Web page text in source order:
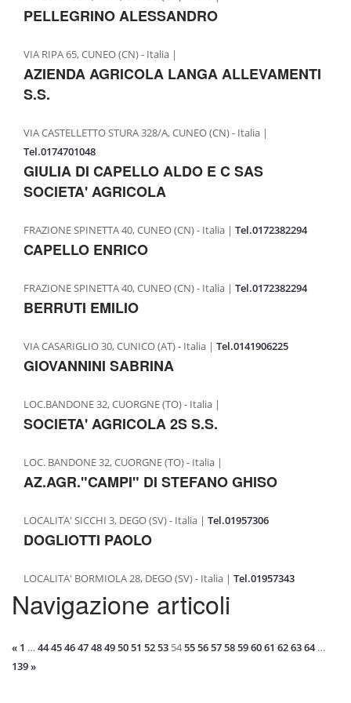
PASTA FRESCA A MARCHIO COALVI
PRESS
PUBBLICAZIONI
BLOG
PELLEGRINO ALESSANDRO
VIA RIPA 65, CUNEO (CN) - Italia |
AZIENDA AGRICOLA LANGA ALLEVAMENTI
S.S.
VIA CASTELLETTO STURA 328/A, CUNEO (CN) - Italia |
Tel.0174701048
GIULIA DI CAPELLO ALDO E C SAS
SOCIETA' AGRICOLA
FRAZIONE SPINETTA 40, CUNEO (CN) - Italia | Tel.0172382294
CAPELLO ENRICO
FRAZIONE SPINETTA 40, CUNEO (CN) - Italia | Tel.0172382294
BERRUTI EMILIO
VIA CASARIGLIO 30, CUNICO (AT) - Italia | Tel.0141906225
GIOVANNINI SABRINA
LOC.BANDONE 32, CUORGNE (TO) - Italia |
SOCIETA' AGRICOLA 2S S.S.
LOC. BANDONE 32, CUORGNE (TO) - Italia |
AZ.AGR."CAMPI" DI STEFANO GHISO
LOCALITA' SICCHI 3, DEGO (SV) - Italia | Tel.01957306
DOGLIOTTI PAOLO
LOCALITA' BORMIOLA 28, DEGO (SV) - Italia | Tel.01957343
Navigazione articoli
« 1 … 4445464748495051 5253 5455565758596061 626364 …
139»